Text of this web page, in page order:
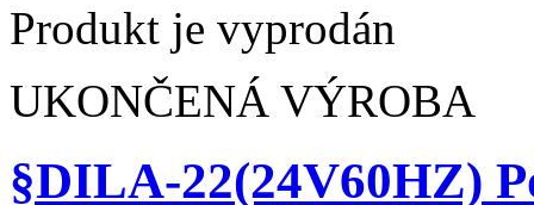
Produkt je vyprodán
UKONČENÁ VÝROBA